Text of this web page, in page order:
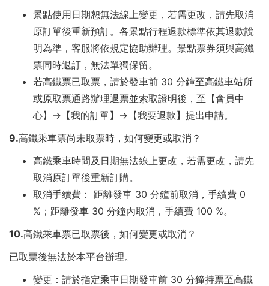
景點使用日期恕無法線上變更，若需更改，請先取消
原訂單後重新預訂。各景點行程退款標準依其退款說
明為準，客服將依規定協助辦理。景點票券須與高鐵
票同時退訂，無法單獨保留。
若高鐵票已取票，請於發車前 30 分鐘至高鐵車站所
或原取票通路辦理退票並索取證明後，至【會員中
心】→【我的訂單】→【我要退款】提出申請。
9.高鐵乘車票尚未取票時，如何變更或取消？
高鐵乘車時間及日期無法線上更改，若需更改，請先
取消原訂單後重新訂購。
取消手續費： 距離發車 30 分鐘前取消，手續費 0
%；距離發車 30 分鐘內取消，手續費 100 %。
10.高鐵乘車票已取票後，如何變更或取消？
已取票後無法於本平台辦理。
變更：請於指定乘車日期發車前 30 分鐘持票至高鐵